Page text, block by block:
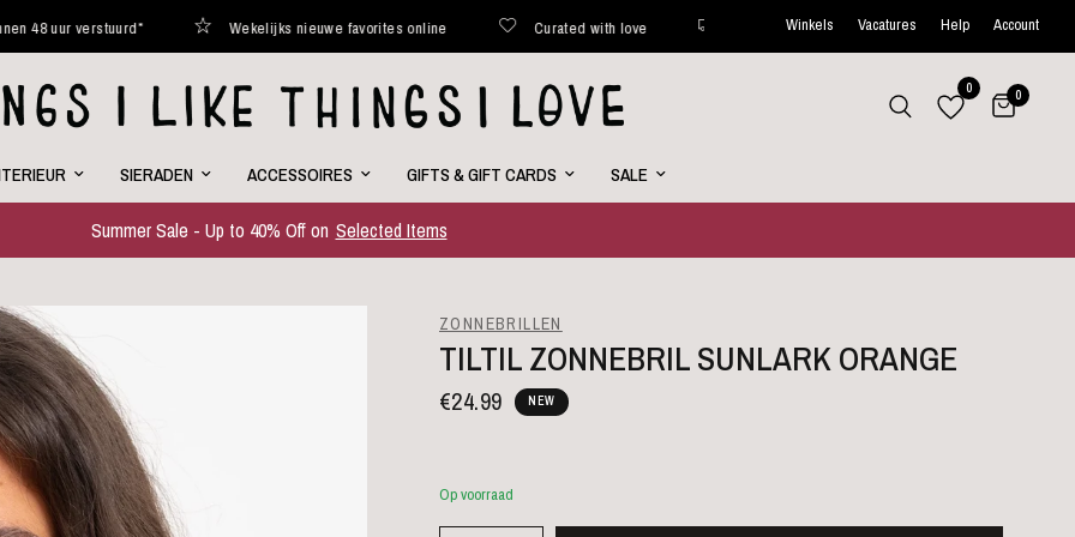
Wekelijks nieuwe favorites online Curated with love Binnen 48 uur verstuurd* Wekelijks nieuwe favorites
Winkels Vacatures Help Account
0 0
SIERADEN ACCESSOIRES GIFTS & GIFT CARDS SALE
Summer Sale - Up to 40% Off on Selected Items
ZONNEBRILLEN
TILTIL ZONNEBRIL SUNLARK ORANGE
€24.99 NEW
Op voorraad